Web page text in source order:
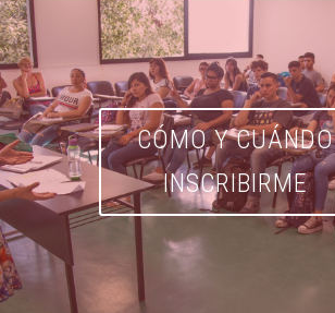
CÓMO Y CUÁNDO
INSCRIBIRME